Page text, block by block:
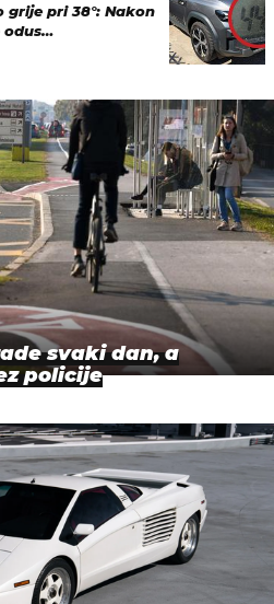
pri 38°: Nakon
odus…
svaki dan, a
policije